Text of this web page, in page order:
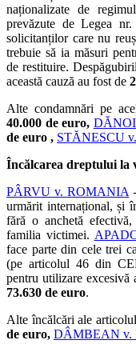
naționalizate de
prevăzute de Legea
solicitanților care nu
trebuie să ia măsuri
de restituire.
această cauză au fost de
Alte condamnări pe
40.000 de euro,
de euro , STĂNESCU
Încălcarea dreptului la
PÂRVU v. ROMANIA
urmărit internațional, și
fără o anchetă
familia victimei.
face parte din cele trei
(pe articolul 46 din
pentru utilizare
73.630 de euro.
Alte încălcări ale
de euro, DÂMBEAN v.